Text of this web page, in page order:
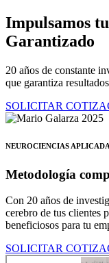
Ir
al
contenido
Impulsamos
Garantizado
20 años de constante
que garantiza
SOLICITAR
NEUROCIENCIAS
Metodología
Con 20 años de
cerebro de tus clientes
beneficiosos para tu
SOLICITAR